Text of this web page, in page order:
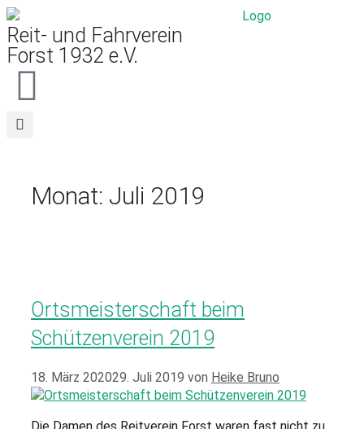
Reit- und Fahrverein
Forst 1932 e.V.
Monat: Juli 2019
Ortsmeisterschaft beim
Schützenverein 2019
18. März 202029. Juli 2019 von Heike Bruno